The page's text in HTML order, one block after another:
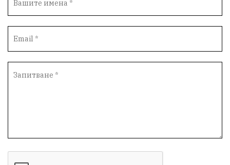
Инфраструктура Протести инциденти
Дупница
Бюджет 2026 Нападение Изложба
Обществени Поръчки марихуана